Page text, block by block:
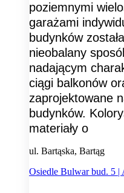
poziemnymi
garażami
budynków
nieobalany
nadającym
ciągi balkonów
zaprojektowane
budynków.
materiały o
ul. Bartąska, Bartąg
Osiedle Bulwar bud. 5